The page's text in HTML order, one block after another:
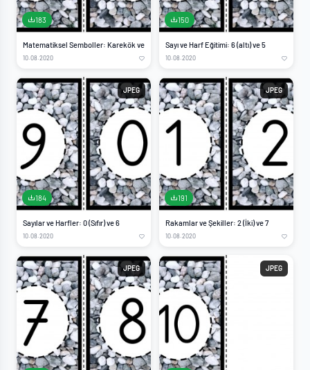
183
Matematiksel Semboller: Karekök ve
10.08.2020
150
Sayı ve Harf Eğitimi: 6 (altı) ve 5
10.08.2020
JPEG
184
Sayılar ve Harfler: 0 (Sıfır) ve 6
10.08.2020
JPEG
191
Rakamlar ve Şekiller: 2 (İki) ve 7
10.08.2020
JPEG JPEG